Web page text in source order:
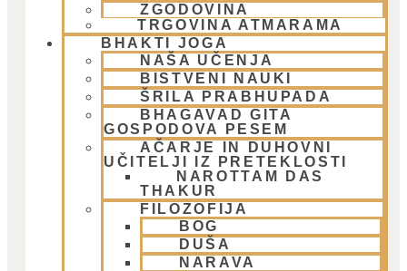
ZGODOVINA
TRGOVINA ATMARAMA
BHAKTI JOGA
NAŠA UČENJA
BISTVENI NAUKI
ŠRILA PRABHUPADA
BHAGAVAD GITA
GOSPODOVA PESEM
AČARJE IN DUHOVNI
UČITELJI IZ PRETEKLOSTI
NAROTTAM DAS
THAKUR
FILOZOFIJA
BOG
DUŠA
NARAVA
Email: